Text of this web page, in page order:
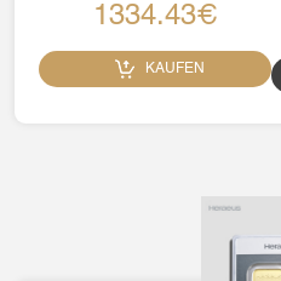
1334.43€
KAUFEN